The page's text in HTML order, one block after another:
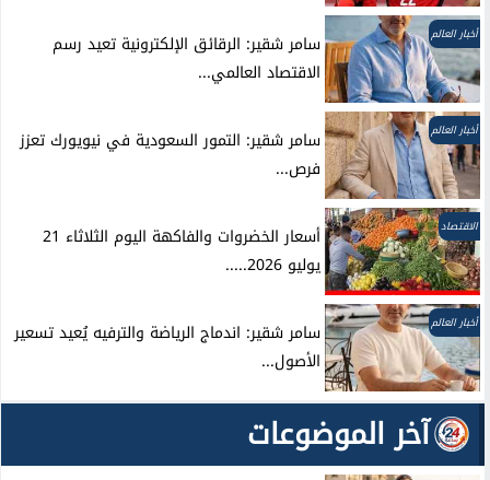
أخبار العالم
سامر شقير: الرقائق الإلكترونية تعيد رسم
الاقتصاد العالمي...
أخبار العالم
سامر شقير: التمور السعودية في نيويورك تعزز
فرص...
الاقتصاد
أسعار الخضروات والفاكهة اليوم الثلاثاء 21
يوليو 2026.....
أخبار العالم
سامر شقير: اندماج الرياضة والترفيه يُعيد تسعير
الأصول...
آخر الموضوعات